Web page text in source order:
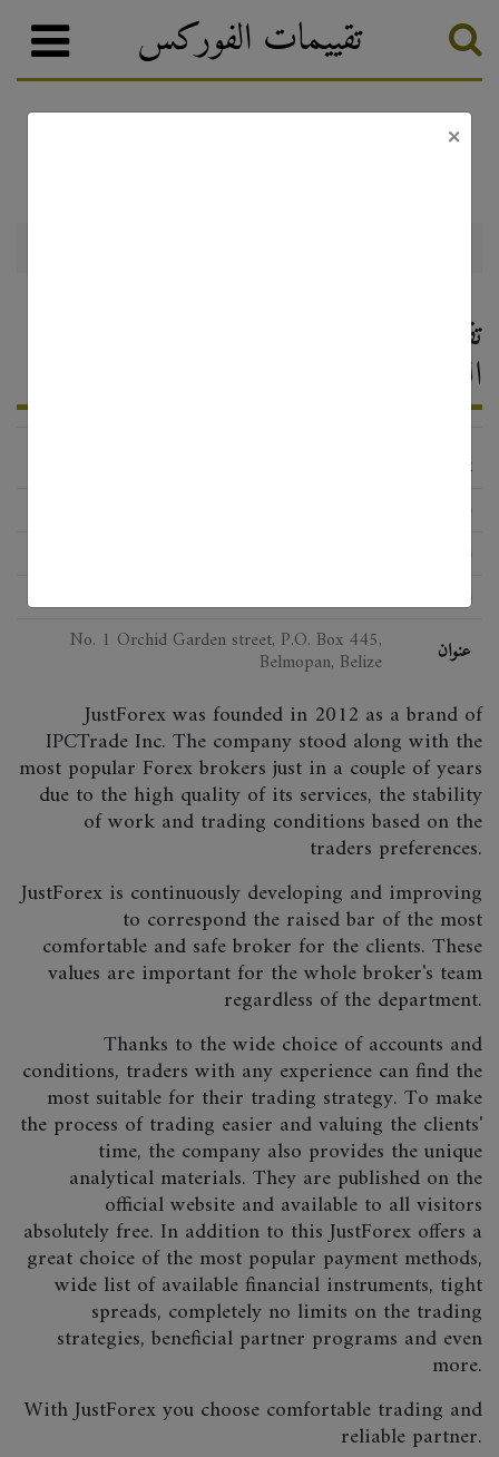
تقييمات الفوركس
التعليقات 2026
البرمجيات
No. 1 Orchid Garden street, P.O. Box 445,
Belmopan, Belize عنوان
JustForex was founded in 2012 as a brand of
IPCTrade Inc. The company stood along with the
most popular Forex brokers just in a couple of years
due to the high quality of its services, the stability
of work and trading conditions based on the
traders preferences.
JustForex is continuously developing and improving
to correspond the raised bar of the most
comfortable and safe broker for the clients. These
values are important for the whole broker's team
regardless of the department.
Thanks to the wide choice of accounts and
conditions, traders with any experience can find the
most suitable for their trading strategy. To make
the process of trading easier and valuing the clients'
time, the company also provides the unique
analytical materials. They are published on the
official website and available to all visitors
absolutely free. In addition to this JustForex offers a
great choice of the most popular payment methods,
wide list of available financial instruments, tight
spreads, completely no limits on the trading
strategies, beneficial partner programs and even
more.
With JustForex you choose comfortable trading and
reliable partner.
×